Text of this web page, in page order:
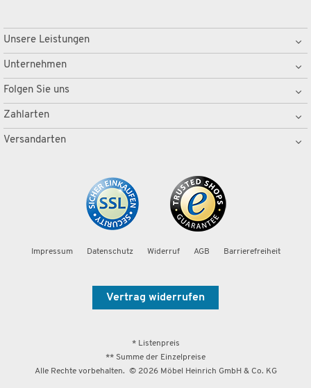
Unsere Leistungen
Unternehmen
Folgen Sie uns
Zahlarten
Versandarten
Impressum Datenschutz Widerruf AGB Barrierefreiheit
Vertrag widerrufen
* Listenpreis
** Summe der Einzelpreise
Alle Rechte vorbehalten. © 2026Möbel Heinrich GmbH & Co. KG